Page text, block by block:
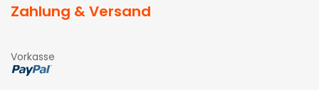
Zahlung & Versand
Vorkasse